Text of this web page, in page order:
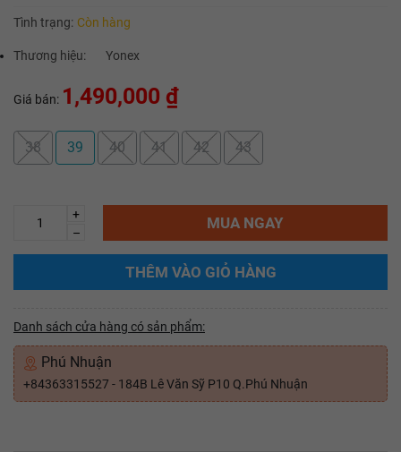
Tình trạng: Còn hàng
Thương hiệu: Yonex
Giá bán: 1,490,000 ₫
38 39 40 41 42 43
+
–
MUA NGAY
THÊM VÀO GIỎ HÀNG
Danh sách cửa hàng có sản phẩm:
Phú Nhuận
+84363315527 - 184B Lê Văn Sỹ P10 Q.Phú Nhuận